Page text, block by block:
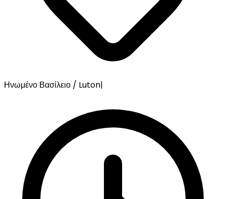
Ηνωμένο Βασίλειο / Luton|